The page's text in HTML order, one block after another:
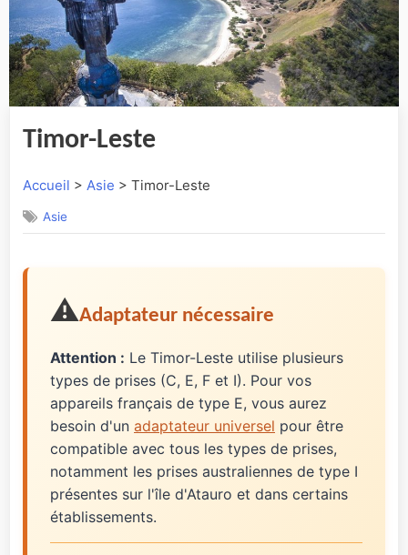
Timor-Leste
Accueil > Asie > Timor-Leste
Asie
⚠️Adaptateur nécessaire
Attention : Le Timor-Leste utilise plusieurs
types de prises (C, E, F et I). Pour vos
appareils français de type E, vous aurez
besoin d'un adaptateur universel pour être
compatible avec tous les types de prises,
notamment les prises australiennes de type I
présentes sur l'île d'Atauro et dans certains
établissements.